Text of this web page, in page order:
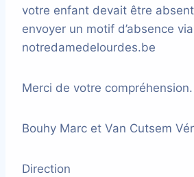
votre enfant devait être
envoyer un motif d’absence
notredamedelourdes.be
Merci de votre compréhension.
Bouhy Marc et Van Cutsem
Direction